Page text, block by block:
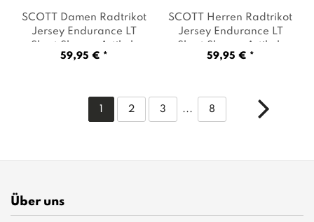
SCOTT Damen Radtrikot
Jersey Endurance LT
Short Sleeve
, Artikel:
-7992 cotton white
59,95 € *
SCOTT Herren Radtrikot
Jersey Endurance LT
Short Sleeve
, Artikel:
-8247 spray grey / dark
59,95 € *
2 3 ... 8
Über uns